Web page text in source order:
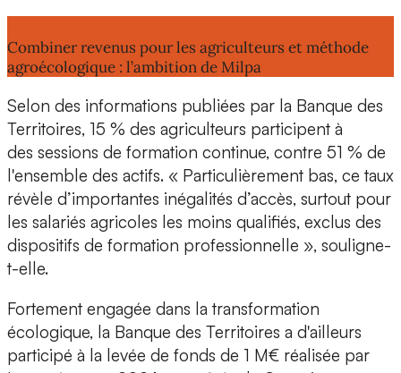
Combiner revenus pour les agriculteurs et méthode
agroécologique : l’ambition de Milpa
Selon des informations publiées par la Banque des
Territoires, 15 % des agriculteurs participent à
des sessions de formation continue, contre 51 % de
l'ensemble des actifs. « Particulièrement bas, ce taux
révèle d’importantes inégalités d’accès, surtout pour
les salariés agricoles les moins qualifiés, exclus des
dispositifs de formation professionnelle », souligne-
t-elle.
Fortement engagée dans la transformation
écologique, la Banque des Territoires a d'ailleurs
participé à la levée de fonds de 1 M€ réalisée par